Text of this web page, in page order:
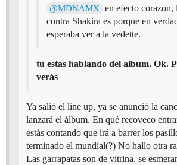
@MDNAMX en efecto corazon,
contra Shakira es porque en
esperaba ver a la vedette.
tu estas hablando del album. Ok.
verás
Ya salió el line up, ya se anunció la
lanzará el álbum. En qué recoveco
estás contando que irá a barrer los
terminado el mundial(?) No hallo otra
Las garrapatas son de vitrina, se